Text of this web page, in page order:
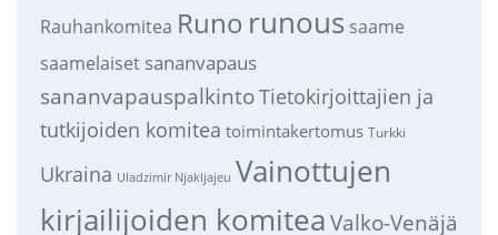
Rauhankomitea Runo runous saame
saamelaiset sananvapaus
sananvapauspalkintoTietokirjoittajien ja
tutkijoiden komitea toimintakertomus Turkki
Ukraina Uladzimir Njakljajeu Vainottujen
kirjailijoiden komitea Valko-Venäjä